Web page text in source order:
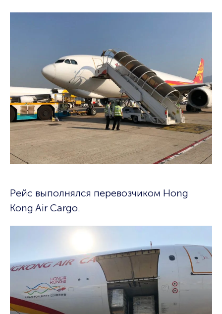
Рейс выполнялся перевозчиком Hong
Kong Air Cargo.